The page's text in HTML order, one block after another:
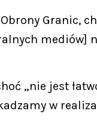
Granic,
mediów]
„nie jest
w